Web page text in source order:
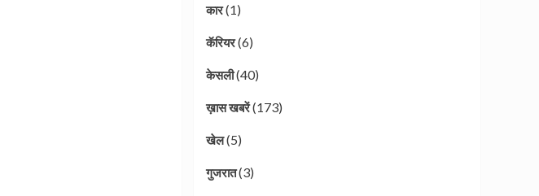
कार(1)
कॅरियर(6)
केसली(40)
ख़ास खबरें(173)
खेल(5)
गुजरात(3)